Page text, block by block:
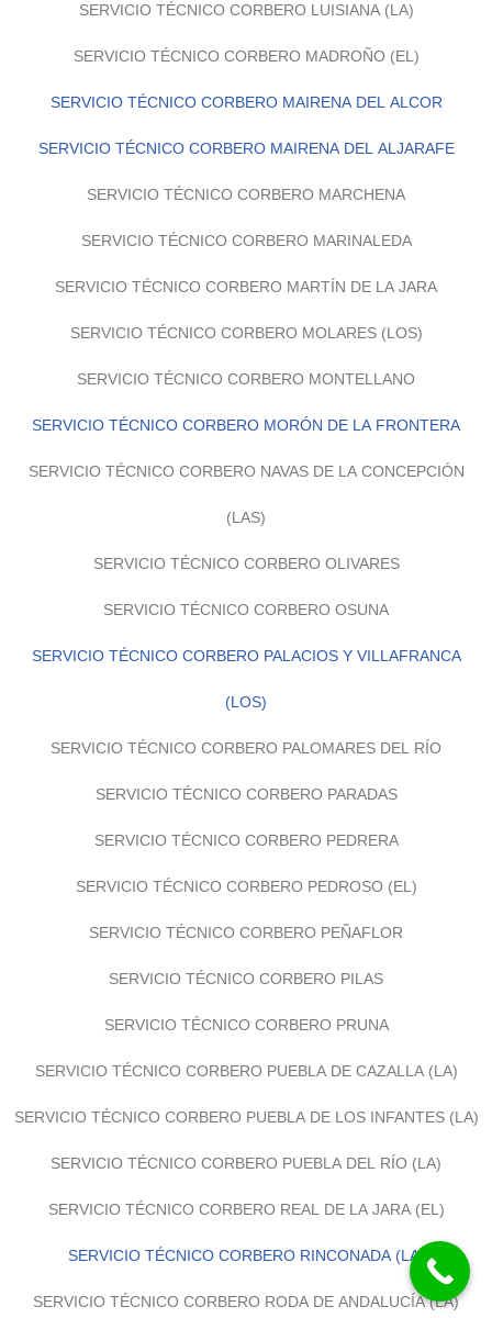
SERVICIO TÉCNICO CORBERO LUISIANA (LA)
SERVICIO TÉCNICO CORBERO MADROÑO (EL)
SERVICIO TÉCNICO CORBERO MAIRENA DEL ALCOR
SERVICIO TÉCNICO CORBERO MAIRENA DEL ALJARAFE
SERVICIO TÉCNICO CORBERO MARCHENA
SERVICIO TÉCNICO CORBERO MARINALEDA
SERVICIO TÉCNICO CORBERO MARTÍN DE LA JARA
SERVICIO TÉCNICO CORBERO MOLARES (LOS)
SERVICIO TÉCNICO CORBERO MONTELLANO
SERVICIO TÉCNICO CORBERO MORÓN DE LA FRONTERA
SERVICIO TÉCNICO CORBERO NAVAS DE LA CONCEPCIÓN
(LAS)
SERVICIO TÉCNICO CORBERO OLIVARES
SERVICIO TÉCNICO CORBERO OSUNA
SERVICIO TÉCNICO CORBERO PALACIOS Y VILLAFRANCA
(LOS)
SERVICIO TÉCNICO CORBERO PALOMARES DEL RÍO
SERVICIO TÉCNICO CORBERO PARADAS
SERVICIO TÉCNICO CORBERO PEDRERA
SERVICIO TÉCNICO CORBERO PEDROSO (EL)
SERVICIO TÉCNICO CORBERO PEÑAFLOR
SERVICIO TÉCNICO CORBERO PILAS
SERVICIO TÉCNICO CORBERO PRUNA
SERVICIO TÉCNICO CORBERO PUEBLA DE CAZALLA (LA)
SERVICIO TÉCNICO CORBERO PUEBLA DE LOS INFANTES (LA)
SERVICIO TÉCNICO CORBERO PUEBLA DEL RÍO (LA)
SERVICIO TÉCNICO CORBERO REAL DE LA JARA (EL)
SERVICIO TÉCNICO CORBERO RINCONADA (LA)
SERVICIO TÉCNICO CORBERO RODA DE ANDALUCÍA (LA)